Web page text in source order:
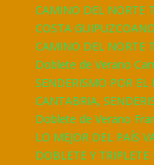
CAMINO DEL NORTE
COSTA GUIPUZCOANO
CAMINO DEL NORTE
Doblete de Verano
SENDERISMO POR EL
CANTABRIA,
Doblete de Verano
LO MEJOR DEL PAÍS
DOBLETE Y TRIPLETE